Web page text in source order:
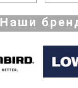
Наши